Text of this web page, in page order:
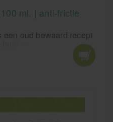
ml. | anti-frictie
een oud bewaard recept
en de voet.
verzorgt en reinigt de
en doorlig plekken!